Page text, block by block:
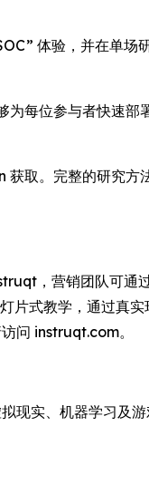
体验，并在单场
每位参与者快速部
取。完整的研究方
，营销团队可通
式教学，通过真实
问 instruqt.com。
现实、机器学习及